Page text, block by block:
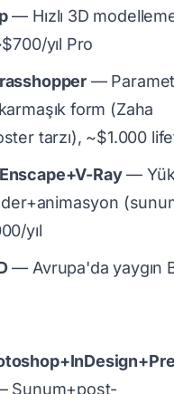
— Hızlı 3D
yıl Pro
—
form (Zaha
tarzı), ~$1.000
Ray—
yıl
— Avrupa'da yaygın